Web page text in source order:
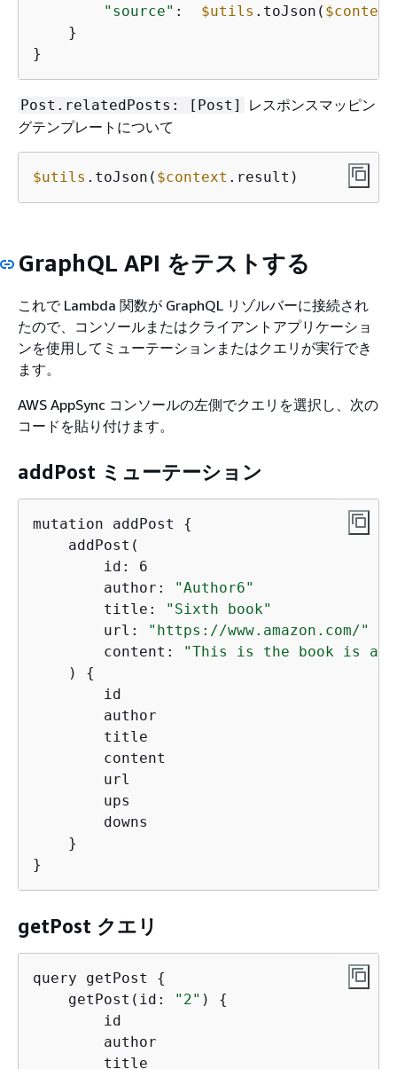
"source" : $utils .toJson( $context
    }
}
Post.relatedPosts: [Post]
レスポンスマッピン
グテンプレートについて
$utils .toJson( $context .result)
GraphQL API をテストする
これで Lambda 関数が GraphQL リゾルバーに接続され
たので、コンソールまたはクライアントアプリケーショ
ンを使用してミューテーションまたはクエリが実行でき
ます。
AWS AppSync コンソールの左側でクエリを選択し 、次の
コードを貼り付けます。
addPost ミューテーション
mutation addPost {
    addPost(
        id: 6
        author:
"Author6"
        title:
"Sixth book"
        url:
"https://www.amazon.com/"
        content:
"This is the book is a
    )
{
        id
        author
        title
        content
        url
        ups
        downs
    }
}
getPost クエリ
query getPost {
    getPost(id:
"2" ) {
        id
        author
        title